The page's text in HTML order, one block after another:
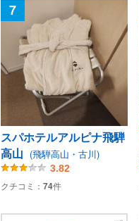
7
スパホテルアルピナ飛騨
高山 (飛騨高山・古川)
3.82
クチコミ： 74件